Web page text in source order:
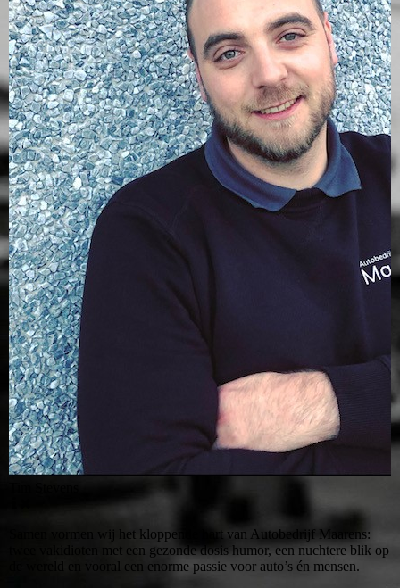
Samen vormen wij het kloppende hart van Autobedrijf Maarens:
twee vakidioten met een gezonde dosis humor, een nuchtere blik op
de wereld en vooral een enorme passie voor auto’s én mensen.